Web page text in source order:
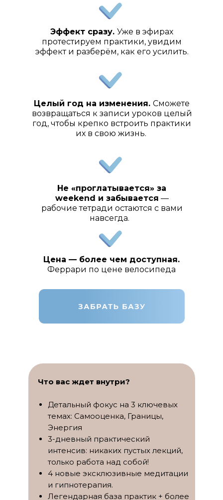
Цена — более чем доступная.
Феррари по цене велосипеда
Не «проглатывается» за
weekend и забывается —
рабочие тетради остаются с вами
навсегда.
Целый год на изменения. Сможете
возвращаться к записи уроков целый
год, чтобы крепко встроить практики
их в свою жизнь.
Эффект сразу. Уже в эфирах
протестируем практики, увидим
эффект и разберём, как его усилить.
Что вас ждет внутри?
Детальный фокус на 3 ключевых
темах: Самооценка, Границы,
Энергия
3-дневный практический
интенсив: никаких пустых лекций,
только работа над собой!
4 новые эксклюзивные медитации
и гипнотерапия.
Легендарная база практик + более